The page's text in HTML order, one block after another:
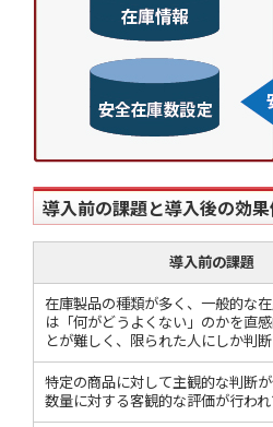
導入前の課題と導入後の効果
導入前の課題
在庫製品の種類が多く、一般的な
は「何がどうよくない」のかを直
とが難しく、限られた人にしか判断
特定の商品に対して主観的な判断が
数量に対する客観的な評価が行われ